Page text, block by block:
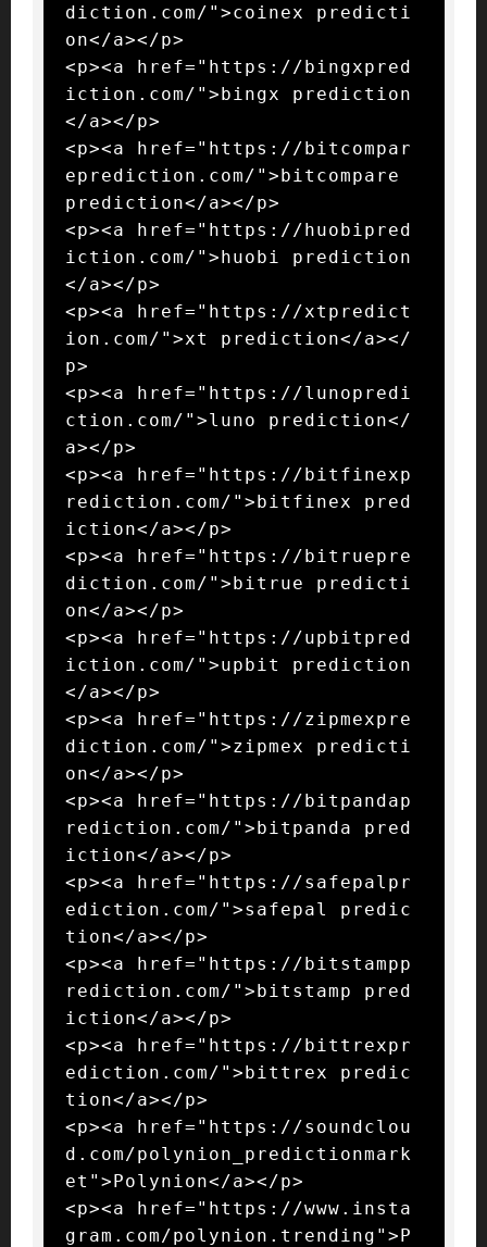
diction.com/">coinex predicti
on</a></p>
<p><a href="https://bingxpred
iction.com/">bingx prediction
</a></p>
<p><a href="https://bitcompar
eprediction.com/">bitcompare
prediction</a></p>
<p><a href="https://huobipred
iction.com/">huobi prediction
</a></p>
<p><a href="https://xtpredict
ion.com/">xt prediction</a></
p>
<p><a href="https://lunopredi
ction.com/">luno prediction</
a></p>
<p><a href="https://bitfinexp
rediction.com/">bitfinex pred
iction</a></p>
<p><a href="https://bitruepre
diction.com/">bitrue predicti
on</a></p>
<p><a href="https://upbitpred
iction.com/">upbit prediction
</a></p>
<p><a href="https://zipmexpre
diction.com/">zipmex predicti
on</a></p>
<p><a href="https://bitpandap
rediction.com/">bitpanda pred
iction</a></p>
<p><a href="https://safepalpr
ediction.com/">safepal predic
tion</a></p>
<p><a href="https://bitstampp
rediction.com/">bitstamp pred
iction</a></p>
<p><a href="https://bittrexpr
ediction.com/">bittrex predic
tion</a></p>
<p><a href="https://soundclou
d.com/polynion_predictionmark
et">Polynion</a></p>
<p><a href="https://www.insta
gram.com/polynion.trending">P